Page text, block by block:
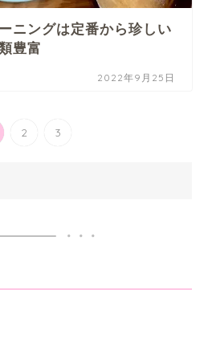
ニングは定番から珍しい
豊富
2022年9月25日
2 3